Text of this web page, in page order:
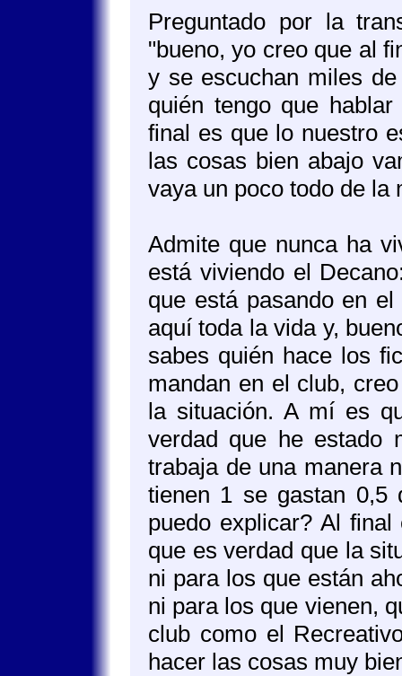
Preguntado por la
"bueno, yo creo que al
y se escuchan miles
quién tengo que
final es que lo nuestro
las cosas bien abajo
vaya un poco todo de la
Admite que nunca ha
está viviendo el
que está pasando en
aquí toda la vida y,
sabes quién hace los
mandan en el club,
la situación. A mí es
verdad que he estado
trabaja de una manera
tienen 1 se gastan 0,5
puedo explicar? Al
que es verdad que la
ni para los que están
ni para los que vienen,
club como el
hacer las cosas muy